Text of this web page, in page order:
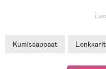
Kumisaappaat Lenkkarit